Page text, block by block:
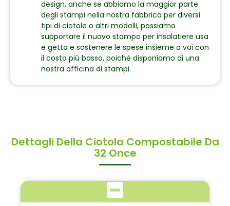
design, anche se abbiamo la maggior parte
degli stampi nella nostra fabbrica per diversi
tipi di ciotole o altri modelli, possiamo
supportare il nuovo stampo per insalatiere usa
e getta e sostenere le spese insieme a voi con
il costo più basso, poiché disponiamo di una
nostra officina di stampi.
Dettagli Della Ciotola Compostabile Da
32 Once